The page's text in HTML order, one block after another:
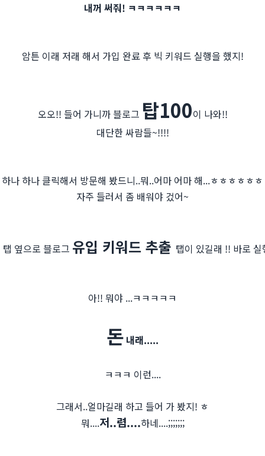
내꺼 써줘! ㅋㅋㅋㅋㅋㅋ
암튼 이래 저래 해서 가입 완료 후 빅 키워드 실행을 했지!
오오!! 들어 가니까 블로그 탑100이 나와!!
대단한 싸람들~!!!!
하나 하나 클릭해서 방문해 봤드니..뭐..어마 어마 해...ㅎㅎㅎㅎㅎㅎ
자주 들러서 좀 배워야 겄어~
옆으로 블로그 유입 키워드 추출 탭이 있길래 !! 바로
아!! 뭐야 ...ㅋㅋㅋㅋㅋ
돈 내래.....
ㅋㅋㅋ 이런....
그래서..얼마길래 하고 들어 가 봤지! ㅎ
뭐....저..렴....하네....;;;;;;;